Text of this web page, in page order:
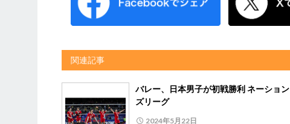
関連記事
バレー、日本男子が初戦勝利 ネーション
ズリーグ
2024年5月22日